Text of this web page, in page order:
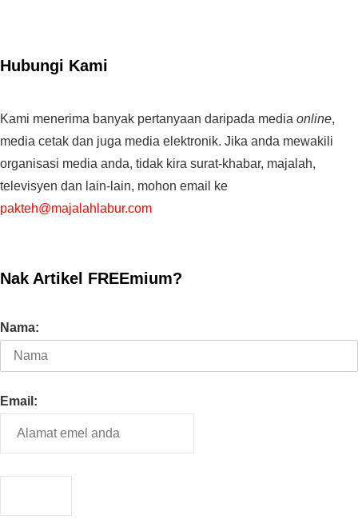
Hubungi Kami
Kami menerima banyak pertanyaan daripada media online,
media cetak dan juga media elektronik. Jika anda mewakili
organisasi media anda, tidak kira surat-khabar, majalah,
televisyen dan lain-lain, mohon email ke
pakteh@majalahlabur.com
Nak Artikel FREEmium?
Nama:
Email: